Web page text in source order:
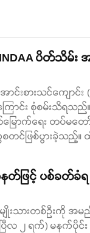
ပိတ်သိမ်း
င်းစားသင်ကျောင်
ောင်း စုံစမ်းသိရသ
ြောက်ရေး တပ်မတ
ခစတင်ဖြစ်ပွားခဲ့သည့်
နတ်ဖြင့် ပစ်ခတ်ခံရ
အမျိုးသားတစ်ဦး
လ ၂ ရက်) မနက်ပိုင်